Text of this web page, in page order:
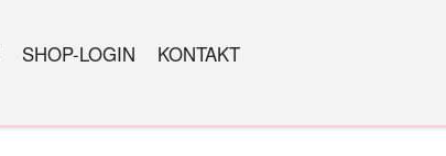
SHOP-LOGIN KONTAKT